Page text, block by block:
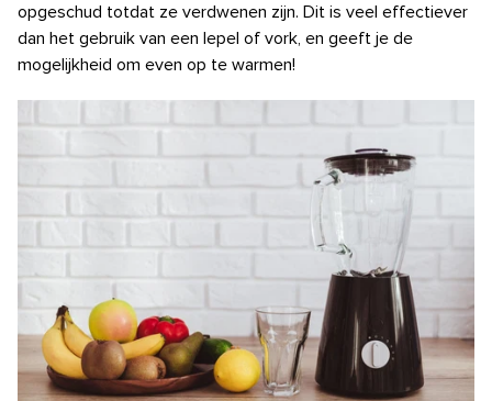
opgeschud totdat ze verdwenen zijn. Dit is veel effectiever
dan het gebruik van een lepel of vork, en geeft je de
mogelijkheid om even op te warmen!